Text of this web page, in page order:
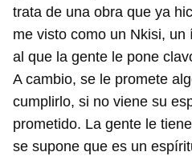
trata de una obra que ya
me visto como un Nkisi,
al que la gente le pone
A cambio, se le promete
cumplirlo, si no viene su
prometido. La gente le
se supone que es un